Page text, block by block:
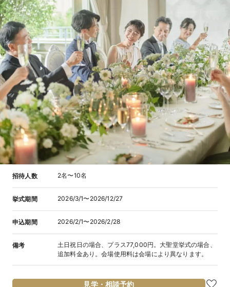
招待人数 2名〜10名
挙式期間 2026/3/1〜2026/12/27
申込期間 2026/2/1〜2026/2/28
備考
土日祝日の場合、プラス77,000円。大聖堂挙式の場合、
追加料金あり。会場使用料は会場により異なります。
見学・相談予約